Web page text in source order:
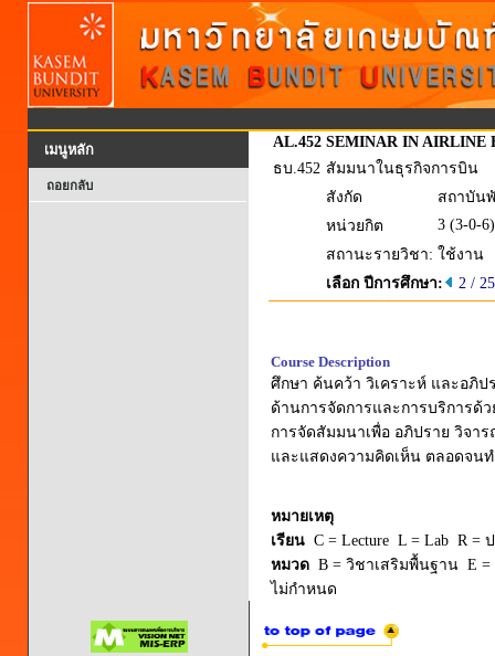
เมนูหลัก
ถอยกลับ
AL.452 SEMINAR IN AIRLINE
ธบ.452 สัมมนาในธุรกิจการบิน
สังกัด
สถาบัน
หน่วยกิต
3 (3-0-6)
สถานะรายวิชา: ใช้งาน
เลือก ปีการศึกษา:
2 /
Course Description
ศึกษา ค้นคว้า วิเคราะห์ และอภิ
ด้านการจัดการและการบริการด้
การจัดสัมมนาเพื่อ อภิปราย วิจา
และแสดงความคิดเห็น ตลอดจนท
หมายเหตุ
เรียน C = Lecture L = Lab R =
หมวด B = วิชาเสริมพื้นฐาน E
ไม่กำหนด